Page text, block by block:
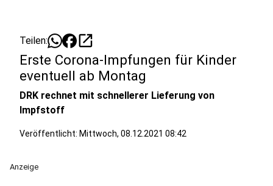
Teilen: open_in_new
Erste Corona-Impfungen für Kinder
eventuell ab Montag
DRK rechnet mit schnellerer Lieferung von
Impfstoff
Veröffentlicht: Mittwoch, 08.12.2021 08:42
Anzeige